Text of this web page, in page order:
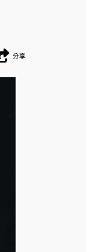
分享